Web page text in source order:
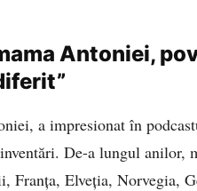
Antoniei,
a impresionat în
De-a lungul
Franța, Elveția, Norvegia,